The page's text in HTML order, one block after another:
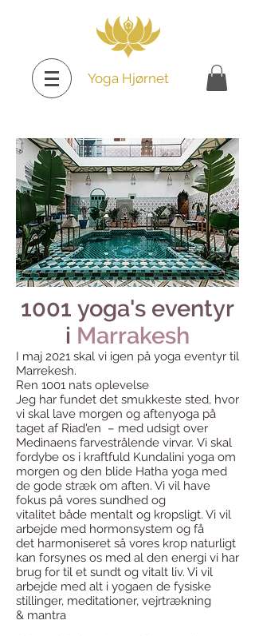
Yoga Hjørnet
1001 yoga's eventyr
i Marrakesh
I maj 2021 skal vi igen på yoga eventyr til
Marrekesh.
Ren 1001 nats oplevelse
Jeg har fundet det smukkeste sted, hvor
vi skal lave morgen og aftenyoga på
taget af Riad'en – med udsigt over
Medinaens farvestrålende virvar. Vi skal
fordybe os i kraftfuld Kundalini yoga om
morgen og den blide Hatha yoga med
de gode stræk om aften. Vi vil have
fokus på vores sundhed og
vitalitet både mentalt og kropsligt. Vi vil
arbejde med hormonsystem og få
det harmoniseret så vores krop naturligt
kan forsynes os med al den energi vi har
brug for til et sundt og vitalt liv. Vi vil
arbejde med alt i yogaen de fysiske
stillinger, meditationer, vejrtrækning
& mantra